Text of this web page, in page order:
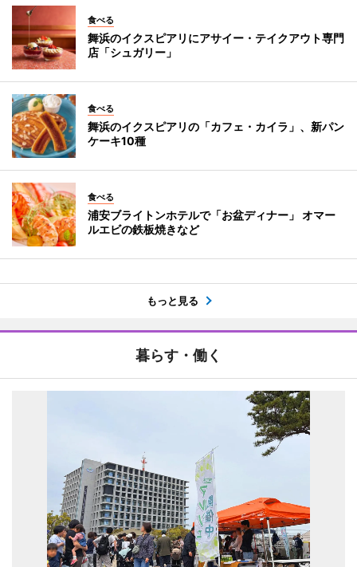
食べる
舞浜のイクスピアリにアサイー・テイクアウト専門
店「シュガリー」
食べる
舞浜のイクスピアリの「カフェ・カイラ」、新パン
ケーキ10種
食べる
浦安ブライトンホテルで「お盆ディナー」 オマー
ルエビの鉄板焼きなど
もっと見る
暮らす・働く